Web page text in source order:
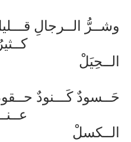
وشــرُّ الــرجالِ
كــثيرُ
الــحِيَلْ
حَــسودٌ كَـــنودٌ
عــنــيدٌ
الــكسلْ